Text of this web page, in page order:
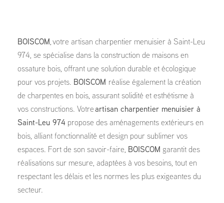
BOISCOM, votre artisan charpentier menuisier à Saint-Leu
974, se spécialise dans la construction de maisons en
ossature bois, offrant une solution durable et écologique
pour vos projets. BOISCOM réalise également la création
de charpentes en bois, assurant solidité et esthétisme à
vos constructions. Votre artisan charpentier menuisier à
Saint-Leu 974 propose des aménagements extérieurs en
bois, alliant fonctionnalité et design pour sublimer vos
espaces. Fort de son savoir-faire, BOISCOM garantit des
réalisations sur mesure, adaptées à vos besoins, tout en
respectant les délais et les normes les plus exigeantes du
secteur.